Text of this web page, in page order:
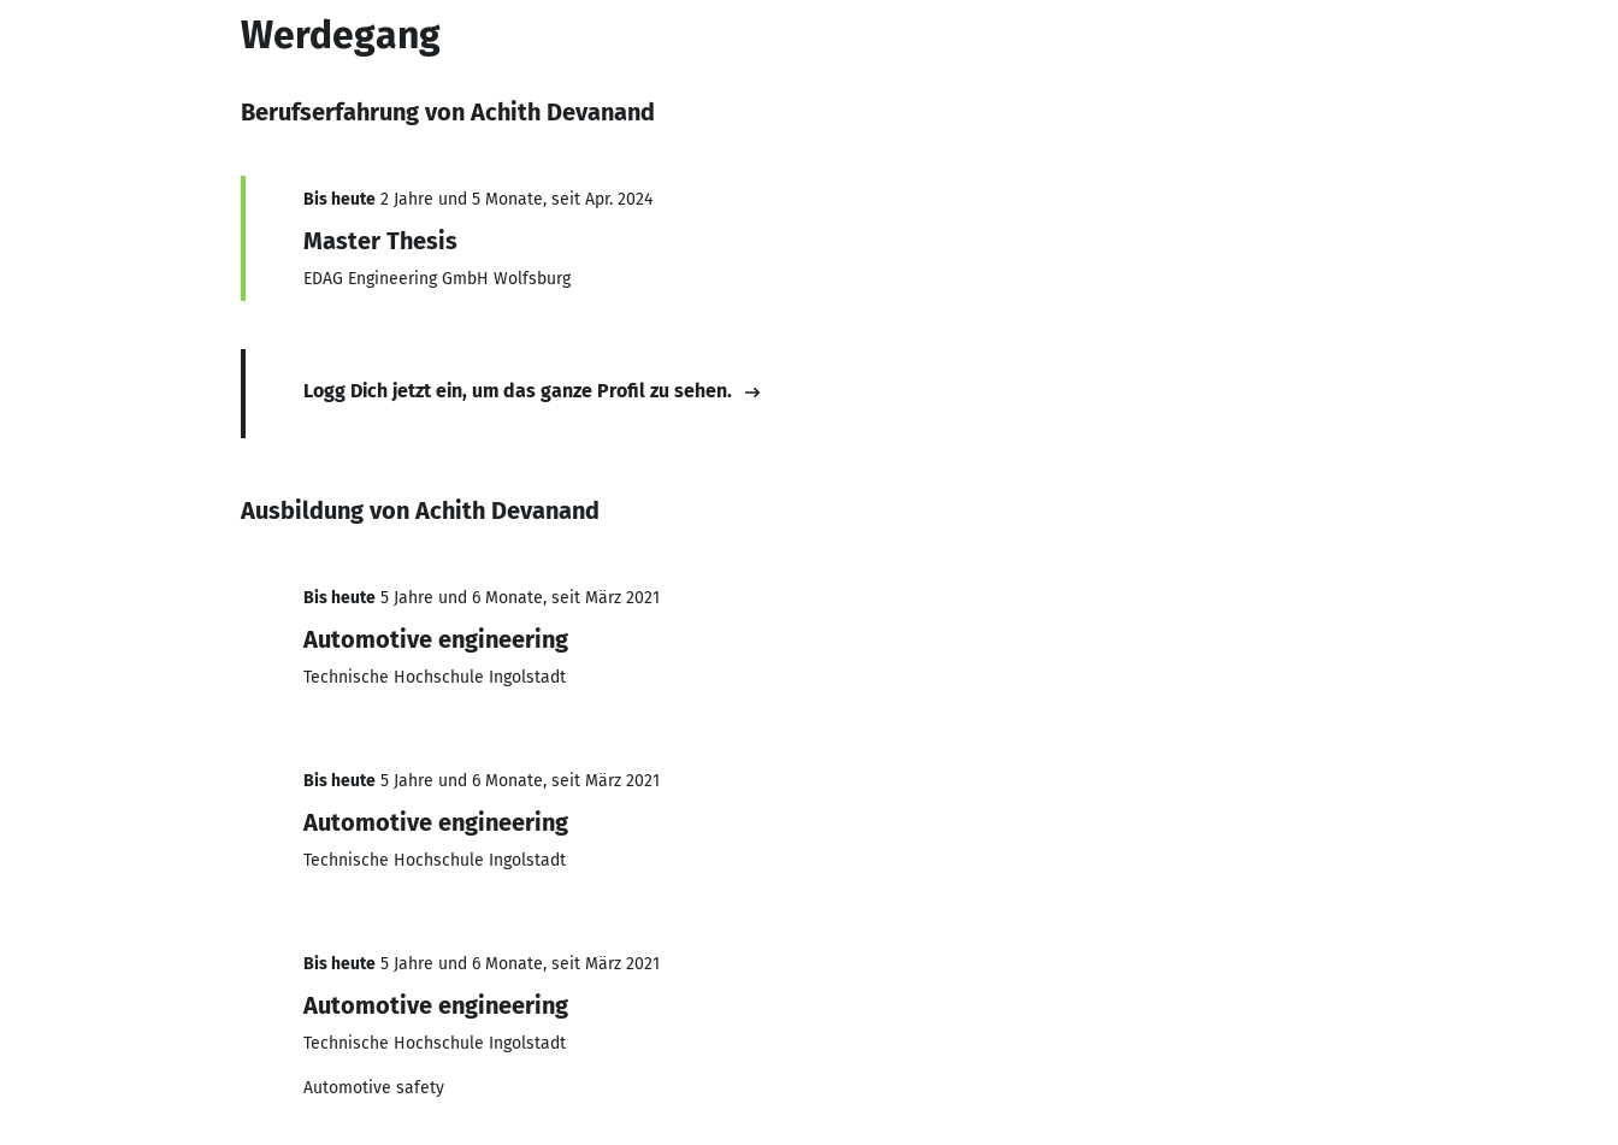
Werdegang
Berufserfahrung von Achith Devanand
Bis heute 2 Jahre und 5 Monate, seit Apr. 2024
Master Thesis
EDAG Engineering GmbH Wolfsburg
Logg Dich jetzt ein, um das ganze Profil zu sehen.
Ausbildung von Achith Devanand
Bis heute 5 Jahre und 6 Monate, seit März 2021
Automotive engineering
Technische Hochschule Ingolstadt
Bis heute 5 Jahre und 6 Monate, seit März 2021
Automotive engineering
Technische Hochschule Ingolstadt
Bis heute 5 Jahre und 6 Monate, seit März 2021
Automotive engineering
Technische Hochschule Ingolstadt
Automotive safety